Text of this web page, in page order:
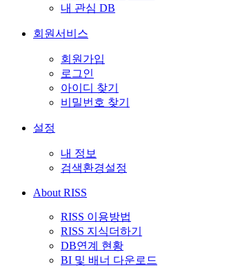
내 관심 DB
회원서비스
회원가입
로그인
아이디 찾기
비밀번호 찾기
설정
내 정보
검색환경설정
About RISS
RISS 이용방법
RISS 지식더하기
DB연계 현황
BI 및 배너 다운로드